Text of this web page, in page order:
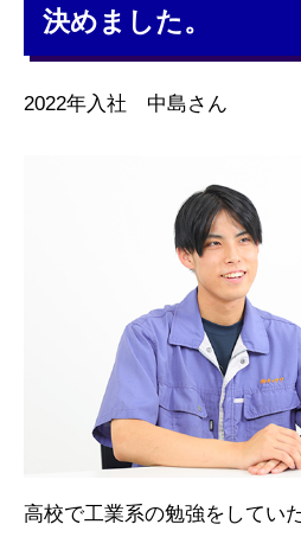
決めました。
2022年入社 中島さん
高校で工業系の勉強をしてい